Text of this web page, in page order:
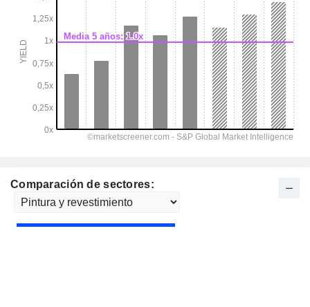
Comparación de sectores: